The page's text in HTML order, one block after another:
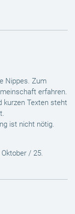
Nippes. Zum
erfahren.
kurzen Texten steht
ist nicht nötig.
/ 25.